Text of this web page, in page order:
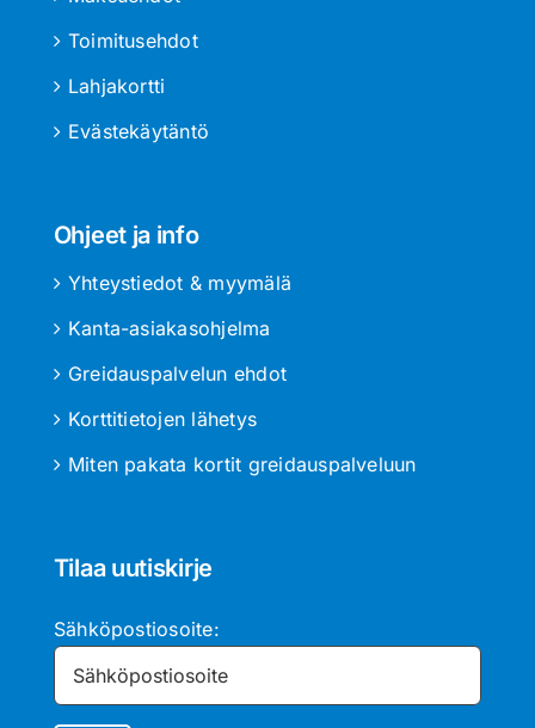
Toimitusehdot
Lahjakortti
Evästekäytäntö
Ohjeet ja info
Yhteystiedot & myymälä
Kanta-asiakasohjelma
Greidauspalvelun ehdot
Korttitietojen lähetys
Miten pakata kortit greidauspalveluun
Tilaa uutiskirje
Sähköpostiosoite: